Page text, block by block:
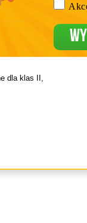
dla klas II,